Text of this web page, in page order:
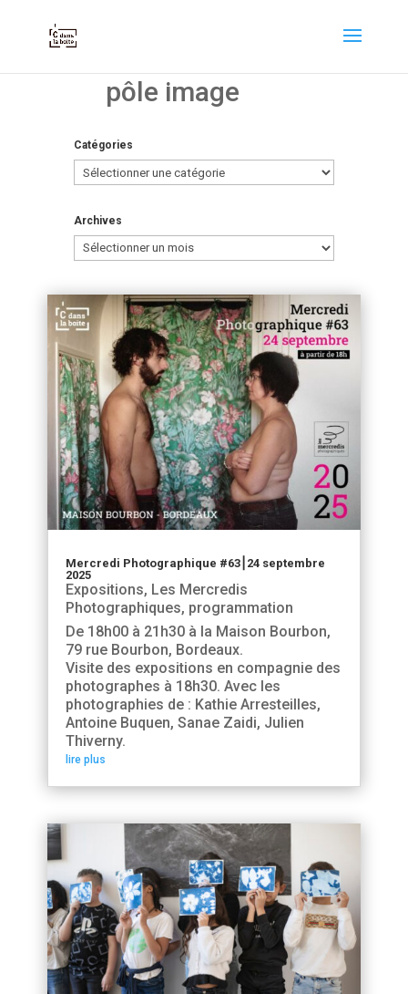
pôle image
Catégories
Catégories
Archives
Archives
Mercredi Photographique #63⎮24 septembre
2025
Expositions, Les Mercredis
Photographiques, programmation
De 18h00 à 21h30 à la Maison Bourbon,
79 rue Bourbon, Bordeaux.
Visite des expositions en compagnie des
photographes à 18h30. Avec les
photographies de : Kathie Arresteilles,
Antoine Buquen, Sanae Zaidi, Julien
Thiverny.
lire plus